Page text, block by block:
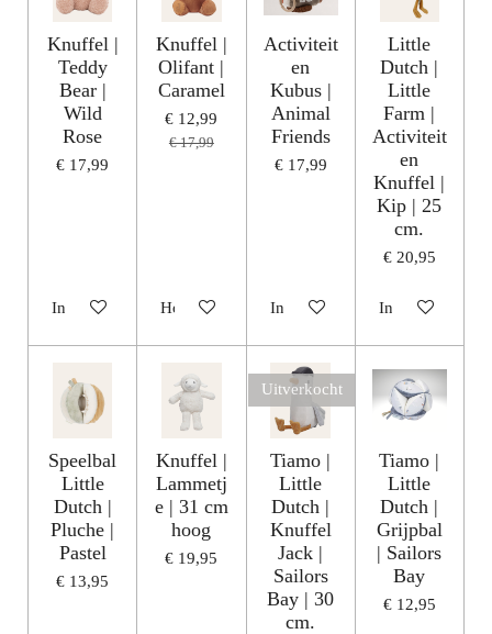
Knuffel |
Teddy
Bear |
Wild
Rose
€ 17,99
In winkelwagen
Knuffel |
Olifant |
Caramel
€ 12,99
€ 17,99
Houd mij op de hoogte
Activiteit
en
Kubus |
Animal
Friends
€ 17,99
In winkelwagen
Little
Dutch |
Little
Farm |
Activiteit
en
Knuffel |
Kip | 25
cm.
€ 20,95
In winkelwagen
Speelbal
Little
Dutch |
Pluche |
Pastel
€ 13,95
Knuffel |
Lammetj
e | 31 cm
hoog
€ 19,95
Uitverkocht
Tiamo |
Little
Dutch |
Knuffel
Jack |
Sailors
Bay | 30
cm.
Tiamo |
Little
Dutch |
Grijpbal
| Sailors
Bay
€ 12,95